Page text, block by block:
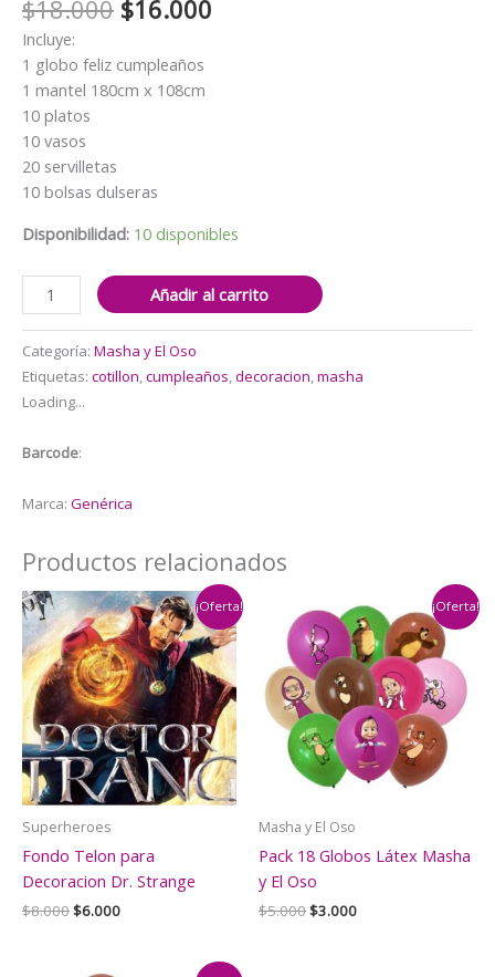
$18.000 El
original
era:
$16.000
Incluye:
1 globo feliz cumpleaños
1 mantel 180cm x 108cm
10 platos
10 vasos
20 servilletas
10 bolsas dulseras
Disponibilidad: 10 disponibles
Cotillón
Decorativo
Masha
y
el
Oso
Añadir al carrito
Categoría: Masha y El Oso
Etiquetas: cotillon,cumpleaños,decoracion,masha
Loading...
Barcode:
Marca: Genérica
Productos relacionados
¡Oferta!
Superheroes
Fondo Telon para
Decoracion Dr. Strange
$8.000El
$6.000El
¡Oferta!
Masha y El Oso
Pack 18 Globos Látex Masha
y El Oso
$5.000El
$3.000El